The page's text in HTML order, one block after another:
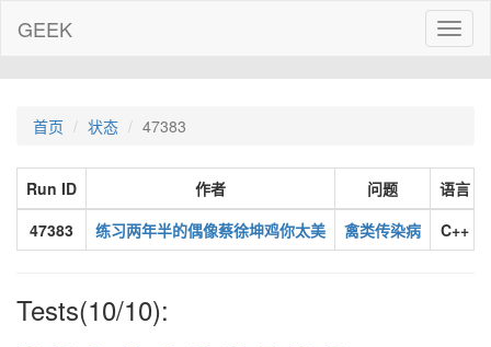
GEEK
首页 状态 47383
Run ID 作者 问题 语言
47383
练习两年半的偶像蔡徐坤鸡你太美 禽类传染病 C++
Tests(10/10):